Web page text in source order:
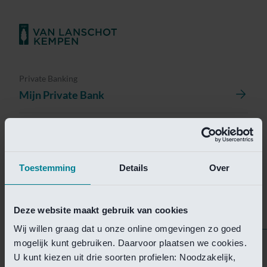
Toestemming Details Over
Deze website maakt gebruik van cookies
Wij willen graag dat u onze online omgevingen zo goed
mogelijk kunt gebruiken. Daarvoor plaatsen we cookies.
U kunt kiezen uit drie soorten profielen: Noodzakelijk,
Private Banking
Mijn Private Bank
Helaas is deze pagina